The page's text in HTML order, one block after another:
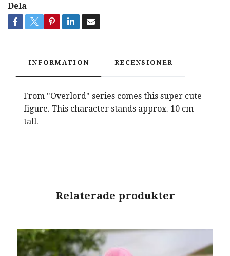
Dela
INFORMATION RECENSIONER
From "Overlord" series comes this super cute
figure. This character stands approx. 10 cm
tall.